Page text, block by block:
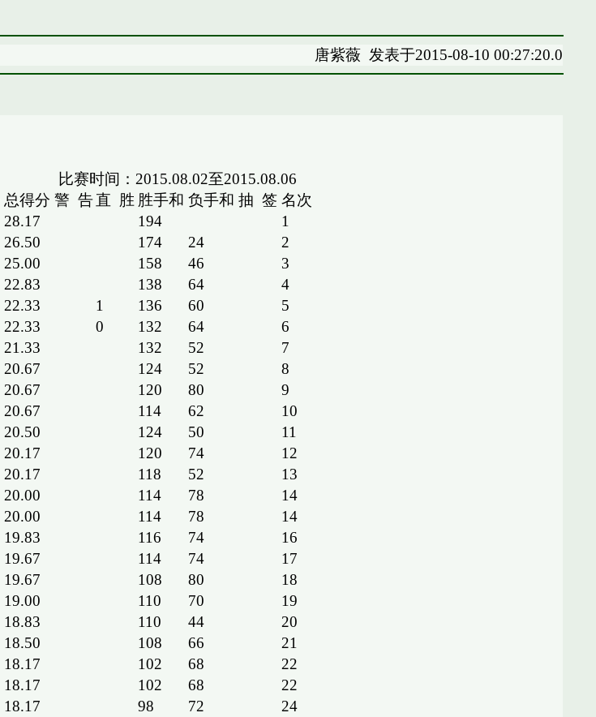
唐紫薇发表于2015-08-10 00:27:20.0
比赛时间：2015.08.02至2015.08.06
总得分 警 告 直 胜 胜手和 负手和 抽 签 名次
28.17 194
1
26.50 174 24
2
25.00 158 46
3
22.83 138 64
4
22.33 1 136 60
5
22.33 0 132 64
6
21.33 132 52
7
20.67 124 52
8
20.67 120 80
9
20.67 114 62
10
20.50 124 50
11
20.17 120 74
12
20.17 118 52
13
20.00 114 78
14
20.00 114 78
14
19.83 116 74
16
19.67 114 74
17
19.67 108 80
18
19.00 110 70
19
18.83 110 44
20
18.50 108 66
21
18.17 102 68
22
18.17 102 68
22
18.17 98 72
24